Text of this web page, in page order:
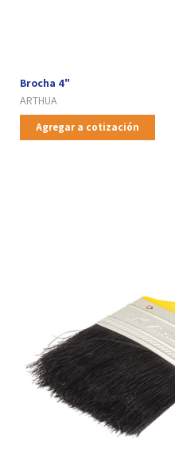
Brocha 4"
ARTHUA
Agregar a cotización